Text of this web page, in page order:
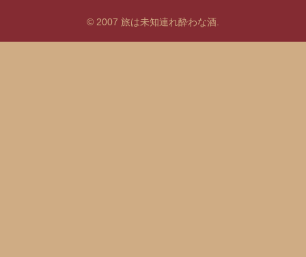
© 2007 旅は未知連れ酔わな酒.